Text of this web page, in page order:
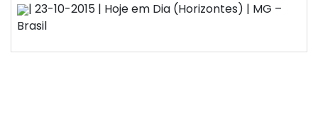
| 23-10-2015 | Hoje em Dia (Horizontes) | MG –
Brasil